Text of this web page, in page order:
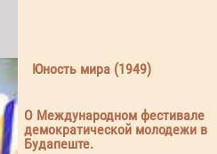
Юность мира (1949)
О Международном фестивале
демократической молодежи в
Будапеште.